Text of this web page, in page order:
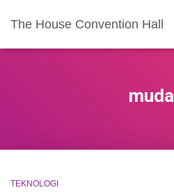
The House Convention Hall
TEKNOLOGI